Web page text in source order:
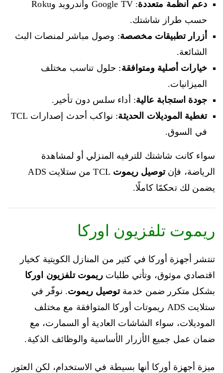
دعم أنظمة متعددة
: Google TV وأندرويد وRoku
حسب طراز شاشتك.
أزرار تطبيقات مخصصة: وصول مباشر لمنصات البث
الشائعة.
خيارات أصلية ومتوافقة: حلول تناسب مختلف
الميزانيات.
جودة استجابة عالية: أداء سلس دون تأخير.
تغطية الموديلات الحديثة
: نواكب أحدث إصدارات TCL
في السوق.
سواء كانت شاشتك للترفيه المنزلي أو لمشاهدة
الرياضة، فإنتوصيل ريموت
TCL من ستلايت ADS
يضمن لك تحكمًا كاملًا.
ريموت تلفزيون اوركا
تنتشر أجهزة أوركا في كثير من المنازل الكويتية كخيار
اقتصادي موثوق، وتأتي طلباتريموت تلفزيون اوركا
بشكل متكرر ضمن خدمةتوصيل ريموت. نوفّر في
ستلايت ADS ريموتات أوركا المتوافقة مع مختلف
الموديلات، سواء الشاشات العادية أو السمارت، مع
ضمان عمل جميع الأزرار الأساسية والوظائف الذكية.
ميزة أجهزة أوركا أنها بسيطة في الاستخدام، لكن العثور